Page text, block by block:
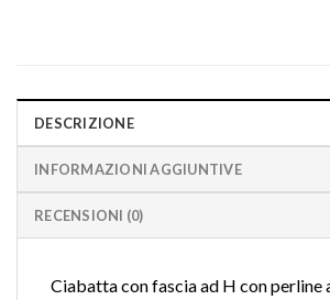
DESCRIZIONE
INFORMAZIONI AGGIUNTIVE
RECENSIONI (0)
Ciabatta con fascia ad H con perline